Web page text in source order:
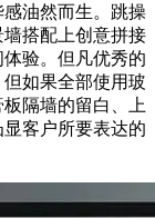
油然而生。跳操
搭配上创意拼接
验。但凡优秀的
如果全部使用玻
隔墙的留白、上
客户所要表达的